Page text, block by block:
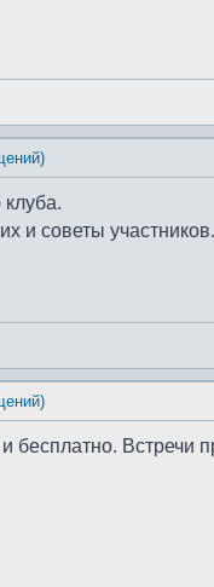
и советы
бесплатно.